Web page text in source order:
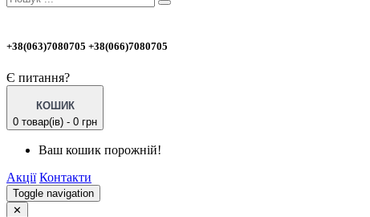
+38(063)7080705 +38(066)7080705
Є питання?
КОШИК
0 товар(ів) - 0 грн
Ваш кошик порожній!
Акції Контакти
Toggle navigation
✕